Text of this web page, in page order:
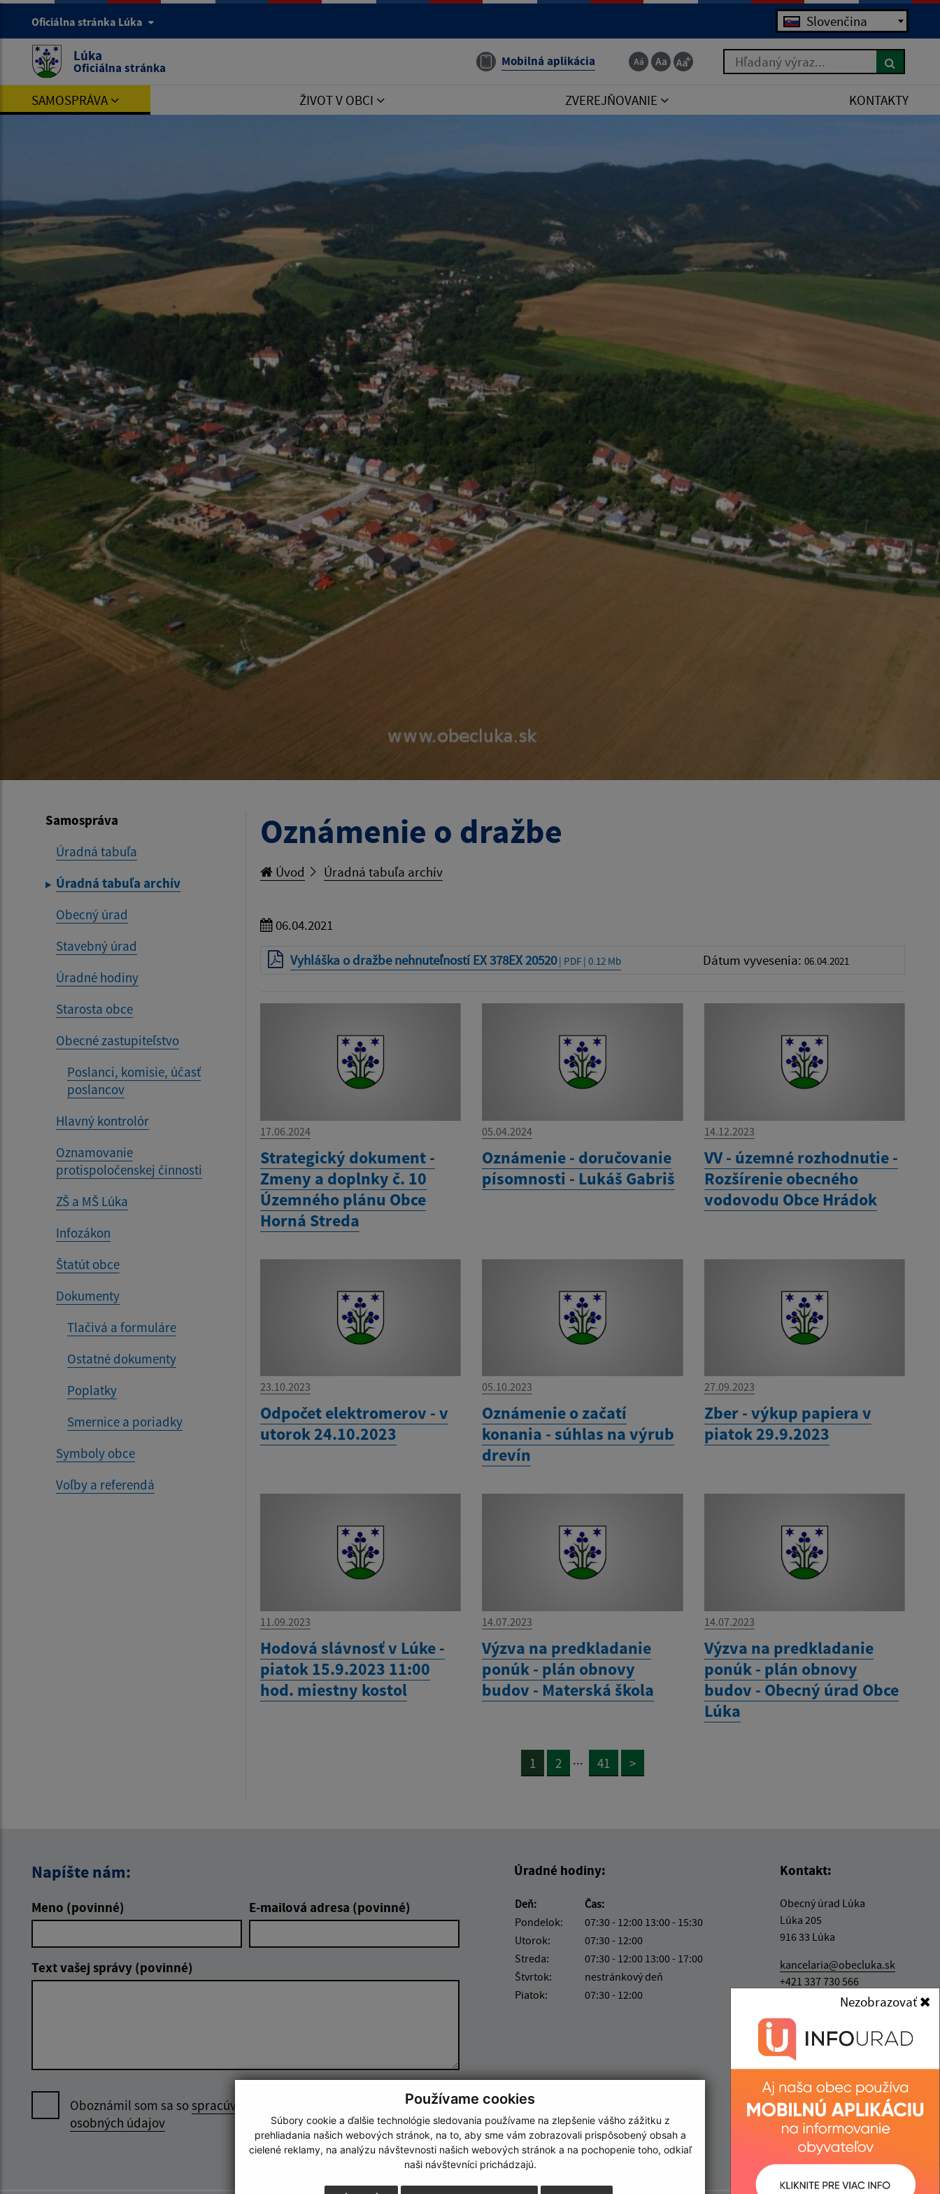
Používame cookies
Súbory cookie a ďalšie technológie sledovania používame na zlepšenie vášho zážitku z
prehliadania našich webových stránok, na to, aby sme vám zobrazovali prispôsobený obsah a
cielené reklamy, na analýzu návštevnosti našich webových stránok a na pochopenie toho, odkiaľ
naši návštevníci prichádzajú.
Oficiálna stránka Lúka Jazyk Slovenčina
Lúka
Oficiálna stránka Mobilná aplikácia Hľadaný výraz...
SAMOSPRÁVA ŽIVOT V OBCI ZVEREJŇOVANIE KONTAKTY
Samospráva
Úradná tabuľa
Úradná tabuľa archív
Obecný úrad
Stavebný úrad
Úradné hodiny
Starosta obce
Obecné zastupiteľstvo
Poslanci, komisie, účasť
poslancov
Hlavný kontrolór
Oznamovanie
protispoločenskej činnosti
ZŠ a MŠ Lúka
Infozákon
Štatút obce
Dokumenty
Tlačivá a formuláre
Ostatné dokumenty
Poplatky
Smernice a poriadky
Symboly obce
Voľby a referendá
Oznámenie o dražbe
Úvod Úradná tabuľa archív
06.04.2021
Vyhláška o dražbe nehnuteľností EX 378EX 20520| PDF | 0.12 Mb Dátum vyvesenia: 06.04.2021
17.06.2024
Strategický dokument -
Zmeny a doplnky č. 10
Územného plánu Obce
Horná Streda
05.04.2024
Oznámenie - doručovanie
písomnosti - Lukáš Gabriš
14.12.2023
VV - územné rozhodnutie -
Rozšírenie obecného
vodovodu Obce Hrádok
23.10.2023
Odpočet elektromerov - v
utorok 24.10.2023
05.10.2023
Oznámenie o začatí
konania - súhlas na výrub
drevín
27.09.2023
Zber - výkup papiera v
piatok 29.9.2023
11.09.2023
Hodová slávnosť v Lúke -
piatok 15.9.2023 11:00
hod. miestny kostol
14.07.2023
Výzva na predkladanie
ponúk - plán obnovy
budov - Materská škola
14.07.2023
Výzva na predkladanie
ponúk - plán obnovy
budov - Obecný úrad Obce
Lúka
1 2 ... 41 >
Napíšte nám:
Meno (povinné) E-mailová adresa (povinné)
Text vašej správy (povinné)
Oboznámil som sa sospracúvaním
osobných údajov
Google reCaptcha Response
Odoslať správu
Úradné hodiny:
Deň:
Čas:
Pondelok:
07:30 - 12:00 13:00 - 15:30
Utorok:
07:30 - 12:00
Streda:
07:30 - 12:00 13:00 - 17:00
Štvrtok:
nestránkový deň
Piatok:
07:30 - 12:00
Kontakt:
Obecný úrad Lúka
Lúka 205
916 33 Lúka
kancelaria@obecluka.sk
+421 337 730 566
IČO: 00311758Nezobrazovať